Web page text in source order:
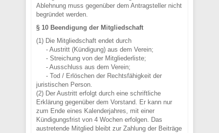
Ablehnung muss gegenüber dem Antragsteller nicht
begründet werden.
§ 10 Beendigung der Mitgliedschaft
(1) Die Mitgliedschaft endet durch
- Austritt (Kündigung) aus dem Verein;
- Streichung von der Mitgliederliste;
- Ausschluss aus dem Verein;
- Tod / Erlöschen der Rechtsfähigkeit der
juristischen Person.
(2) Der Austritt erfolgt durch eine schriftliche
Erklärung gegenüber dem Vorstand. Er kann nur
zum Ende eines Kalenderjahres, mit einer
Kündigungsfrist von 4 Wochen erfolgen. Das
austretende Mitglied bleibt zur Zahlung der Beiträge